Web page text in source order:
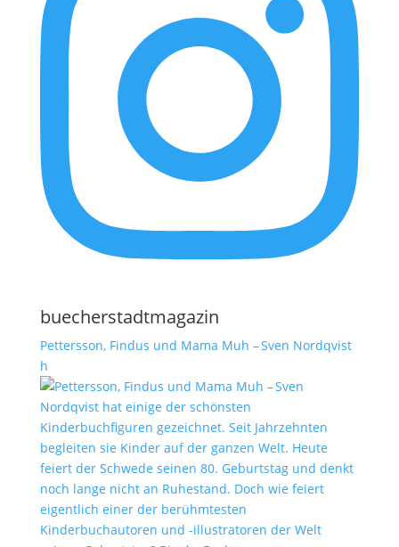
buecherstadtmagazin
Pettersson, Findus und Mama Muh – Sven Nordqvist
h